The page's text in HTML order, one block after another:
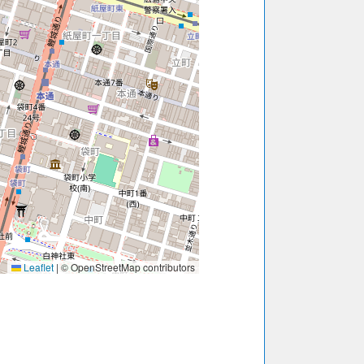
Leaflet | © OpenStreetMap contributors